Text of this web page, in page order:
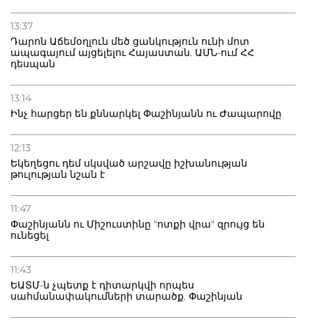
13:37
Դարոն Աճեմօղլուն մեծ ցանկություն ունի մոտ
ապագայում այցելելու Հայաստան. ԱՄՆ-ում ՀՀ
դեսպան
13:14
Ինչ հարցեր են քննարկել Փաշինյանն ու Ժապարովը
12:13
Եկեղեցու դեմ սկսված արշավը իշխանության
թուլության նշան է
11:47
Փաշինյանն ու Միշուստինը "ոտքի վրա" զրույց են
ունեցել
11:43
ԵԱՏՄ-ն չպետք է դիտարկվի որպես
սահմանափակումների տարածք. Փաշինյան